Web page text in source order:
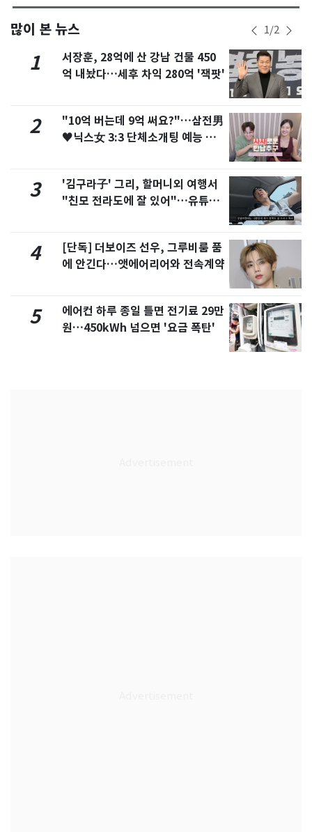
많이 본 뉴스 1/2
1
서장훈, 28억에 산 강남 건물 450
억 내놨다…세후 차익 280억 '잭팟'
2
"10억 버는데 9억 써요?"…삼전男
♥닉스女 3:3 단체소개팅 예능 화
3
'김구라子' 그리, 할머니외 여행서
"친모 전라도에 잘 있어"…유튜브
4
[단독] 더보이즈 선우, 그루비룸 품
에 안긴다…앳에어리어와 전속계약
5
에어컨 하루 종일 틀면 전기료 29만
원…450kWh 넘으면 '요금 폭탄'